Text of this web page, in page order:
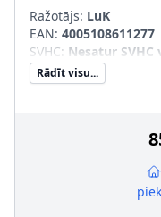
Ražotājs: LuK
EAN: 4005108611277
SVHC: Nesatur SVHC
Rādīt visu...